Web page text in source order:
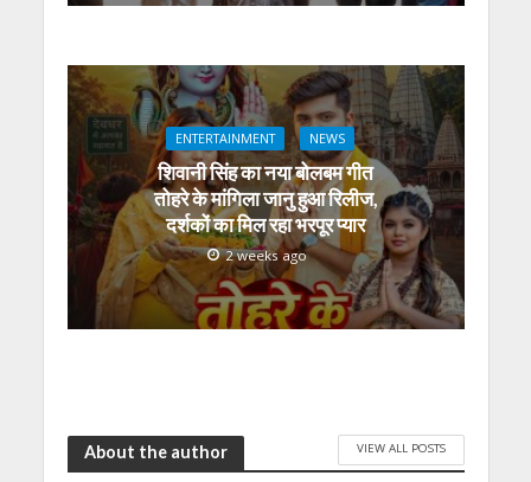
ENTERTAINMENT NEWS
शिवानी सिंह का नया बोलबम गीत
तोहरे के मांगिला जानु हुआ रिलीज,
दर्शकों का मिल रहा भरपूर प्यार
2 weeks ago
About the author VIEW ALL POSTS